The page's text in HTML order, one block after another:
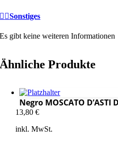
Sonstiges
Es gibt keine weiteren Informationen
Ähnliche Produkte
Negro MOSCATO D’ASTI
13,80€
inkl. MwSt.